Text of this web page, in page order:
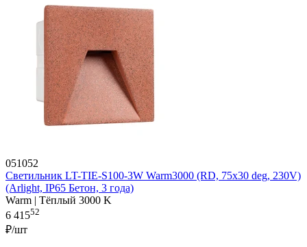
051052
Светильник LT-TIE-S100-3W Warm3000 (RD, 75x30 deg, 230V)
(Arlight, IP65 Бетон, 3 года)
Warm | Тёплый 3000 K
6 41552
₽/шт